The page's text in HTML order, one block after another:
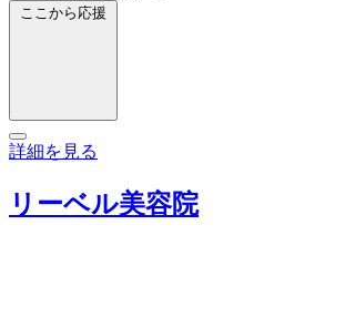
ここから応援
詳細を見る
リーベル美容院